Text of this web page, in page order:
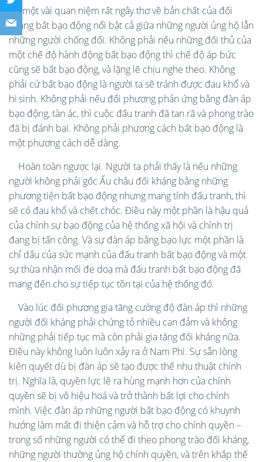
Có một vài quan niệm rất ngây thơ về bản chất của đối
kháng bất bạo động nổi bật cả giữa những người ủng hộ lẫn
những người chống đối. Không phải nếu những đối thủ của
một chế độ hành động bất bạo động thì chế độ áp bức
cũng sẽ bất bạo động, và lặng lẽ chịu nghe theo. Không
phải cứ bất bạo động là người ta sẽ tránh được đau khổ và
hi sinh. Không phải nếu đối phương phản ứng bằng đàn áp
bạo động, tàn ác, thì cuộc đấu tranh đã tan rã và phong trào
đã bị đánh bại. Không phải phương cách bất bạo động là
một phương cách dễ dàng.
Hoàn toàn ngược lại. Người ta phải thấy là nếu những
người không phải gốc Ấu châu đối kháng bằng những
phương tiện bất bạo động nhưng mang tính đấu tranh, thì
sẽ có đau khổ và chết chóc. Điều này một phần là hậu quả
của chính sự bạo động của hệ thống xã hội và chính trị
đang bị tấn công. Và sự đàn áp bằng bạo lực một phần là
chỉ dấu của sức mạnh của đấu tranh bất bạo động và một
sự thừa nhận mối đe doạ mà đấu tranh bất bạo động đã
mang đến cho sự tiếp tục tồn tại của hệ thống đó.
Vào lúc đối phương gia tăng cường độ đàn áp thì những
người đối kháng phải chứng tỏ nhiều can đảm và không
những phải tiếp tục mà còn phải gia tăng đối kháng nữa.
Điều này không luôn luôn xảy ra ở Nam Phi. Sự sẵn lòng
kiên quyết dù bị đàn áp sẽ tạo được thế nhu thuật chính
trị. Nghĩa là, quyền lực lẽ ra hùng mạnh hơn của chính
quyền sẽ bị vô hiệu hoá và trở thành bất lợi cho chính
mình. Việc đàn áp những người bất bạo động có khuynh
hướng làm mất đi thiện cảm và hỗ trợ cho chính quyền –
trong số những người có thể đi theo phong trào đối kháng,
những người thường ủng hộ chính quyền, và trên khắp thế